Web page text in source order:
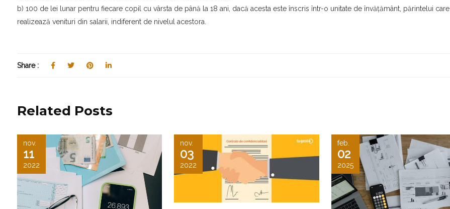
b) 100 de lei lunar pentru fiecare copil cu vârsta de până la 18 ani, dacă acesta este înscris într-o unitate de învăţământ, părintelui care
realizează venituri din salarii, indiferent de nivelul acestora.
Share :
Related Posts
nov.
11
2022
nov.
03
2022
feb.
02
2025